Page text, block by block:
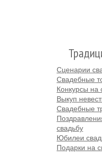
Сценарии
Свадебные
Конкурсы на
Выкуп
Свадебные
свадьбу
Юбилеи
Подарки на